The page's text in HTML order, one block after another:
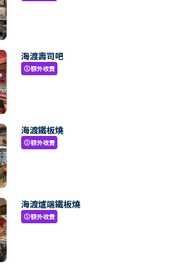
海渡壽司吧
paid額外收費
海渡鐵板燒
paid額外收費
海渡爐端鐵板燒
paid額外收費